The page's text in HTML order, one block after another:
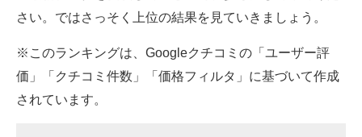
スマホと通信の最新トレンド
進化するPCとデバイスの未来
好きが集まる 比べて選べる
さい。ではさっそく上位の結果を見ていきましょう。
※このランキングは、Googleクチコミの「ユーザー評
価」「クチコミ件数」「価格フィルタ」に基づいて作成
されています。